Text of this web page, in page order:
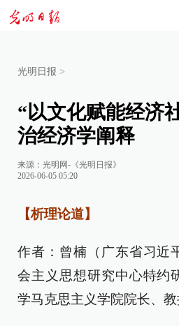
光明日报 >
“以文化赋能经济
治经济学阐释
来源： 光明网-《光明日报》
2026-06-05 05:20
【析理论道】
作者：曾楠（广东省习近
会主义思想研究中心特约
学马克思主义学院院长、教